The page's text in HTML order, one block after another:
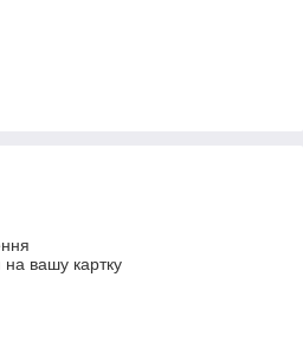
на вашу картку